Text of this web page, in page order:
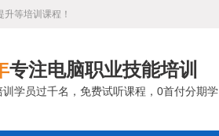
等培训课程！
专注电脑职业技能培训
训学员过千名，免费试听课程，0首付分期学